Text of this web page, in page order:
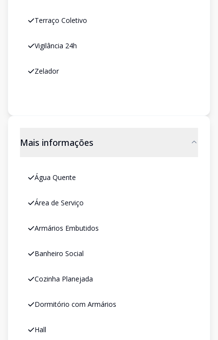
Terraço Coletivo
Vigilância 24h
Zelador
Mais informações
Água Quente
Área de Serviço
Armários Embutidos
Banheiro Social
Cozinha Planejada
Dormitório com Armários
Hall